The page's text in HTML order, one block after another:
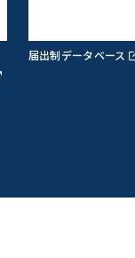
届出制データベース